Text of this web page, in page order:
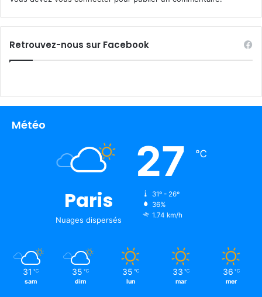
Retrouvez-nous sur Facebook
Météo
Paris
Nuages ​​dispersés
27 ℃
31º - 26º
36%
1.74 km/h
31 ℃
sam
35 ℃
dim
35 ℃
lun
33 ℃
mar
36 ℃
mer